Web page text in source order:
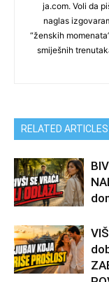
ja.com. Voli da
naglas
“ženskih
smiješnih
RELATED ARTICLES